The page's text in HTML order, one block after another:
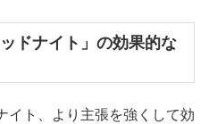
ドナイト」の効果的な
イト、より主張を強くして効